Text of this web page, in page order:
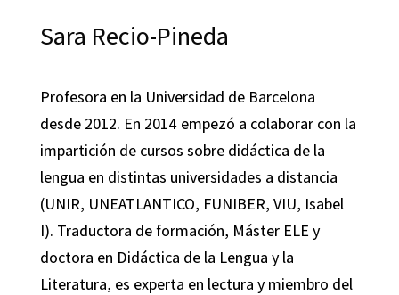
Sara Recio-Pineda
Profesora en la Universidad de Barcelona
desde 2012. En 2014 empezó a colaborar con la
impartición de cursos sobre didáctica de la
lengua en distintas universidades a distancia
(UNIR, UNEATLANTICO, FUNIBER, VIU, Isabel
I). Traductora de formación, Máster ELE y
doctora en Didáctica de la Lengua y la
Literatura, es experta en lectura y miembro del